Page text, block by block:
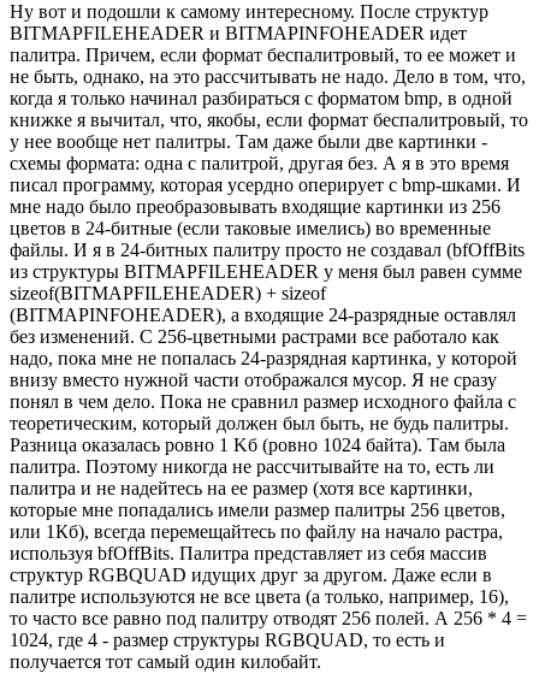
Ну вот и подошли к самому интересному. После структур
BITMAPFILEHEADER и BITMAPINFOHEADER идет
палитра. Причем, если формат беспалитровый, то ее может и
не быть, однако, на это рассчитывать не надо. Дело в том, что,
когда я только начинал разбираться с форматом bmp, в одной
книжке я вычитал, что, якобы, если формат беспалитровый, то
у нее вообще нет палитры. Там даже были две картинки -
схемы формата: одна с палитрой, другая без. А я в это время
писал программу, которая усердно оперирует с bmp-шками. И
мне надо было преобразовывать входящие картинки из 256
цветов в 24-битные (если таковые имелись) во временные
файлы. И я в 24-битных палитру просто не создавал (bfOffBits
из структуры BITMAPFILEHEADER у меня был равен сумме
sizeof(BITMAPFILEHEADER) + sizeof
(BITMAPINFOHEADER), а входящие 24-разрядные оставлял
без изменений. С 256-цветными растрами все работало как
надо, пока мне не попалась 24-разрядная картинка, у которой
внизу вместо нужной части отображался мусор. Я не сразу
понял в чем дело. Пока не сравнил размер исходного файла с
теоретическим, который должен был быть, не будь палитры.
Разница оказалась ровно 1 Kб (ровно 1024 байта). Там была
палитра. Поэтому никогда не рассчитывайте на то, есть ли
палитра и не надейтесь на ее размер (хотя все картинки,
которые мне попадались имели размер палитры 256 цветов,
или 1Кб), всегда перемещайтесь по файлу на начало растра,
используя bfOffBits. Палитра представляет из себя массив
структур RGBQUAD идущих друг за другом. Даже если в
палитре используются не все цвета (а только, например, 16),
то часто все равно под палитру отводят 256 полей. А 256 * 4 =
1024, где 4 - размер структуры RGBQUAD, то есть и
получается тот самый один килобайт.